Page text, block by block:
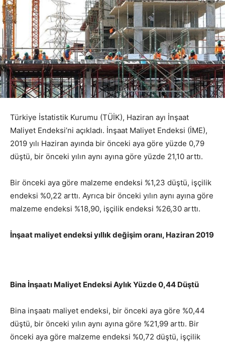
Türkiye İstatistik Kurumu (TÜİK), Haziran ayı İnşaat
Maliyet Endeksi’ni açıkladı. İnşaat Maliyet Endeksi (İME),
2019 yılı Haziran ayında bir önceki aya göre yüzde 0,79
düştü, bir önceki yılın aynı ayına göre yüzde 21,10 arttı.
Bir önceki aya göre malzeme endeksi %1,23 düştü, işçilik
endeksi %0,22 arttı. Ayrıca bir önceki yılın aynı ayına göre
malzeme endeksi %18,90, işçilik endeksi %26,30 arttı.
İnşaat maliyet endeksi yıllık değişim oranı, Haziran 2019
Bina İnşaatı Maliyet Endeksi Aylık Yüzde 0,44 Düştü
Bina inşaatı maliyet endeksi, bir önceki aya göre %0,44
düştü, bir önceki yılın aynı ayına göre %21,99 arttı. Bir
önceki aya göre malzeme endeksi %0,72 düştü, işçilik